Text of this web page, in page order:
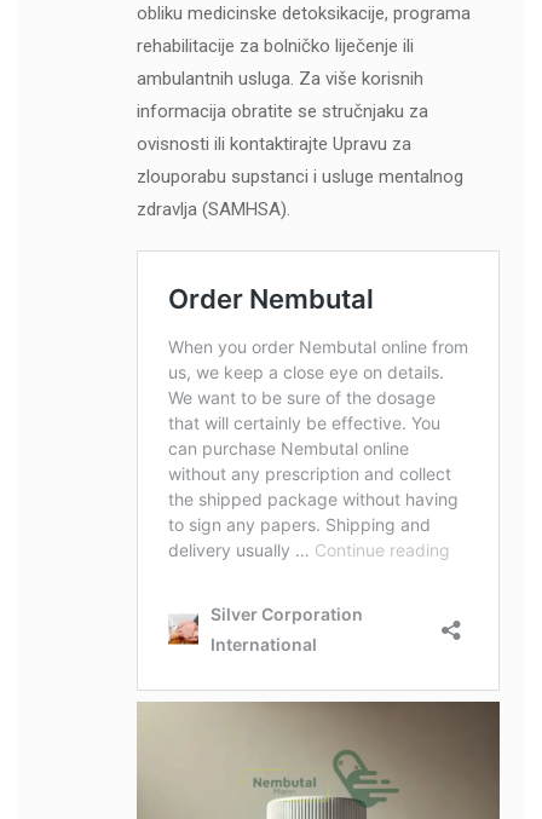
obliku medicinske detoksikacije, programa
rehabilitacije za bolničko liječenje ili
ambulantnih usluga. Za više korisnih
informacija obratite se stručnjaku za
ovisnosti ili kontaktirajte Upravu za
zlouporabu supstanci i usluge mentalnog
zdravlja (SAMHSA).